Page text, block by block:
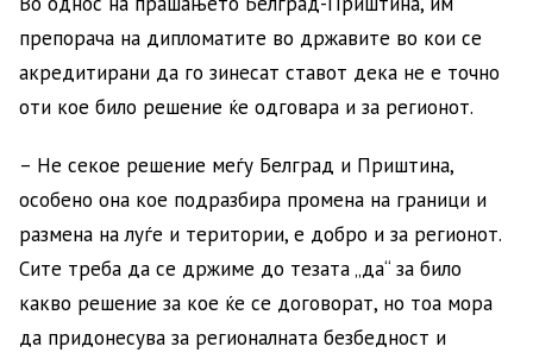
препорача на дипломатите во државите во кои се
акредитирани да го зинесат ставот дека не е точно
оти кое било решение ќе одговара и за регионот.
– Не секое решение меѓу Белград и Приштина,
особено она кое подразбира промена на граници и
размена на луѓе и територии, е добро и за регионот.
Сите треба да се држиме до тезата „да“ за било
какво решение за кое ќе се договорат, но тоа мора
да придонесува за регионалната безбедност и